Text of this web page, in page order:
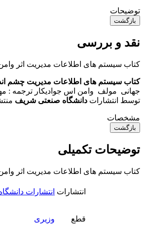
توضیحات
بازگشت
نقد و بررسی
کتاب سیستم های اطلاعات مدیریت اثر
کتاب سیستم های اطلاعات مدیریت چشم
جهانی مولف وامن اس جواديکار ترجمه :
توسط انتشارات دانشگاه صنعتی شریف
مشخصات
بازگشت
توضیحات تکمیلی
کتاب سیستم های اطلاعات مدیریت اثر
انتشارات انتشارات
قطع وزیری